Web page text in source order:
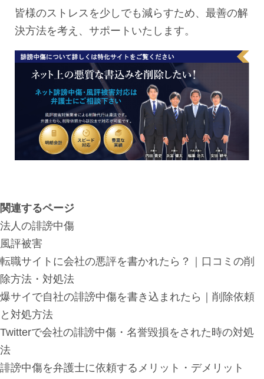
皆様のストレスを少しでも減らすため、最善の解
決方法を考え、サポートいたします。
関連するページ
法人の誹謗中傷
風評被害
転職サイトに会社の悪評を書かれたら？｜口コミの削
除方法・対処法
爆サイで自社の誹謗中傷を書き込まれたら｜削除依頼
と対処方法
Twitterで会社の誹謗中傷・名誉毀損をされた時の対処
法
誹謗中傷を弁護士に依頼するメリット・デメリット